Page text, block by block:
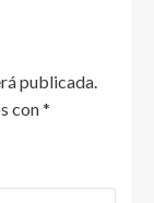
publicada.
con*